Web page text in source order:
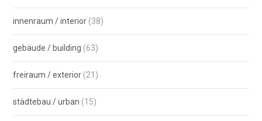
innenraum / interior (38)
gebäude / building (63)
freiraum / exterior (21)
städtebau / urban (15)